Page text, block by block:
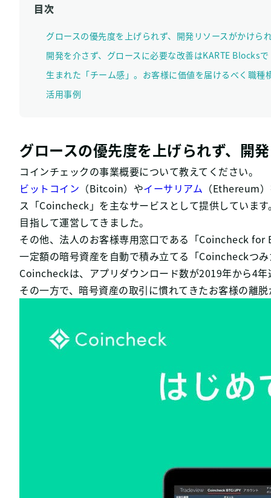
目次
グロースの優先度を上げられず、開発リソースがかけら
開発を介さず、グロースに必要な改善はKARTE Blocksで
生まれた「チーム感」。お客様に価値を届けるべく職種
活用事例
グロースの優先度を上げられず、開
コインチェックの事業概要について教えてください。
ビットコイン （Bitcoin）やイーサリアム （Ethereum
ス「Coincheck」を主なサービスとして提供していま
目指して運営してきました。
その他、法人のお客様専用窓口である「Coincheck
一定額の暗号資産を自動で積み立てる「Coincheckつ
Coincheckは、アプリダウンロード数が2019年から4
その一方で、暗号資産の取引に慣れてきたお客様の離